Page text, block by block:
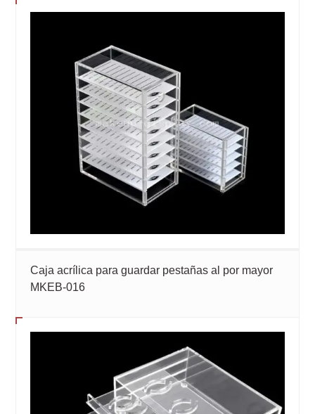
Caja acrílica para guardar pestañas al por mayor
MKEB-016